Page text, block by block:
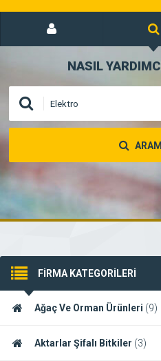
NASIL
FİRMA KATEGORİLERİ
Ağaç Ve Orman Ürünleri (9)
Aktarlar Şifalı Bitkiler (3)